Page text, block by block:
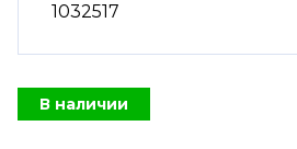
1032517
В наличии